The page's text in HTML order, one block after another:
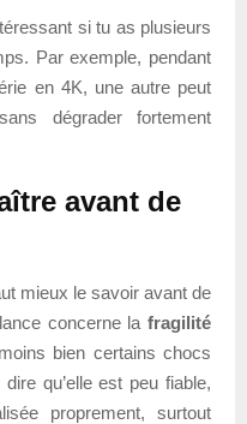
si tu as plusieurs
Par exemple, pendant
en 4K, une autre peut
dégrader fortement
avant de
mieux le savoir avant de
concerne la fragilité
bien certains chocs
qu’elle est peu fiable,
proprement, surtout